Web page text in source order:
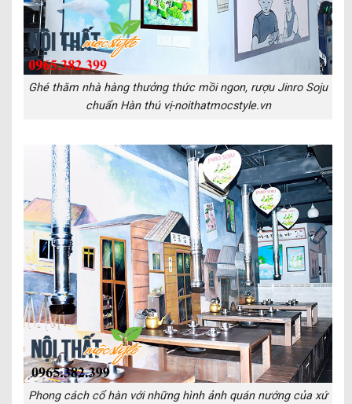
Ghé thăm nhà hàng thưởng thức mồi ngon, rượu Jinro Soju
chuẩn Hàn thú vị-noithatmocstyle.vn
Phong cách cổ hàn với những hình ảnh quán nướng của xứ